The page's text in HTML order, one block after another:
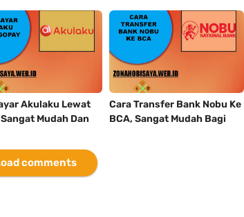
Sangat
Lengkap Caranya Disini
Akulaku Lewat
Mudah Dan
Cara Transfer Bank Nobu Ke
BCA, Sangat Mudah Bagi
comments